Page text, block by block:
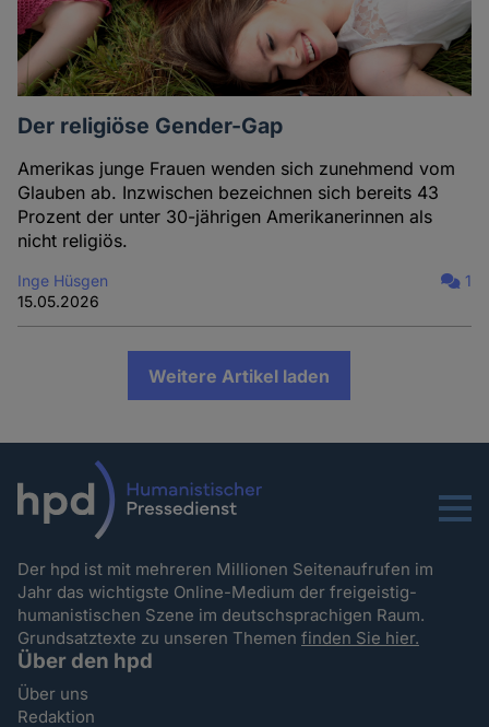
Der religiöse Gender-Gap
Amerikas junge Frauen wenden sich zunehmend vom
Glauben ab. Inzwischen bezeichnen sich bereits 43
Prozent der unter 30-jährigen Amerikanerinnen als
nicht religiös.
Inge Hüsgen
15.05.2026
1
Weitere Artikel laden
Menu
Der hpd ist mit mehreren Millionen Seitenaufrufen im
Jahr das wichtigste Online-Medium der freigeistig-
humanistischen Szene im deutschsprachigen Raum.
Grundsatztexte zu unseren Themenfinden Sie hier.
Über den hpd
Über uns
Redaktion